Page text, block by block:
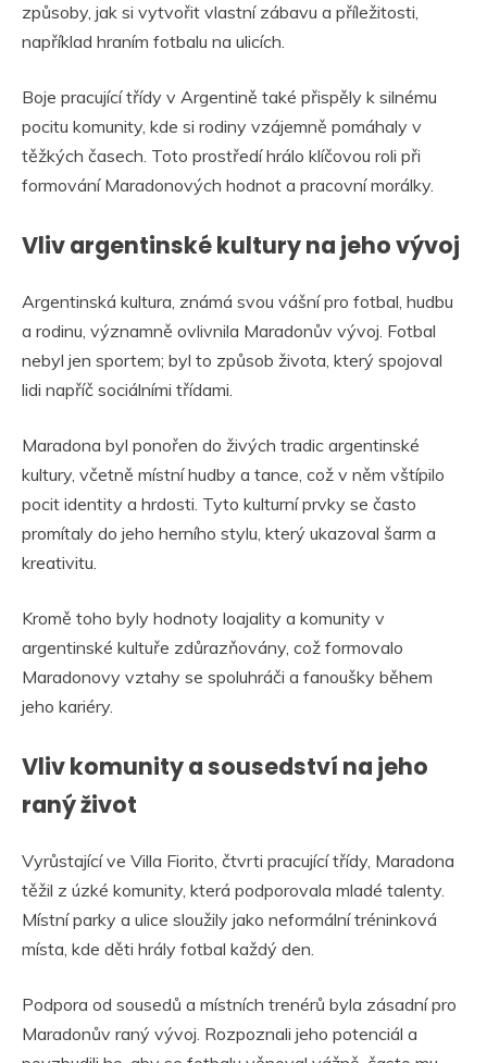
způsoby, jak si vytvořit vlastní zábavu a příležitosti,
například hraním fotbalu na ulicích.
Boje pracující třídy v Argentině také přispěly k silnému
pocitu komunity, kde si rodiny vzájemně pomáhaly v
těžkých časech. Toto prostředí hrálo klíčovou roli při
formování Maradonových hodnot a pracovní morálky.
Vliv argentinské kultury na jeho vývoj
Argentinská kultura, známá svou vášní pro fotbal, hudbu
a rodinu, významně ovlivnila Maradonův vývoj. Fotbal
nebyl jen sportem; byl to způsob života, který spojoval
lidi napříč sociálními třídami.
Maradona byl ponořen do živých tradic argentinské
kultury, včetně místní hudby a tance, což v něm vštípilo
pocit identity a hrdosti. Tyto kulturní prvky se často
promítaly do jeho herního stylu, který ukazoval šarm a
kreativitu.
Kromě toho byly hodnoty loajality a komunity v
argentinské kultuře zdůrazňovány, což formovalo
Maradonovy vztahy se spoluhráči a fanoušky během
jeho kariéry.
Vliv komunity a sousedství na jeho
raný život
Vyrůstající ve Villa Fiorito, čtvrti pracující třídy, Maradona
těžil z úzké komunity, která podporovala mladé talenty.
Místní parky a ulice sloužily jako neformální tréninková
místa, kde děti hrály fotbal každý den.
Podpora od sousedů a místních trenérů byla zásadní pro
Maradonův raný vývoj. Rozpoznali jeho potenciál a